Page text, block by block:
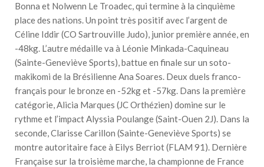
Bonna et Nolwenn Le Troadec, qui termine à la cinquième
place des nations. Un point très positif avec l’argent de
Céline Iddir (CO Sartrouville Judo), junior première année, en
-48kg. L’autre médaille va à Léonie Minkada-Caquineau
(Sainte-Geneviève Sports), battue en finale sur un soto-
makikomi de la Brésilienne Ana Soares. Deux duels franco-
français pour le bronze en -52kg et -57kg. Dans la première
catégorie, Alicia Marques (JC Orthézien) domine sur le
rythme et l’impact Alyssia Poulange (Saint-Ouen 2J). Dans la
seconde, Clarisse Carillon (Sainte-Geneviève Sports) se
montre autoritaire face à Eilys Berriot (FLAM 91). Dernière
Française sur la troisième marche, la championne de France